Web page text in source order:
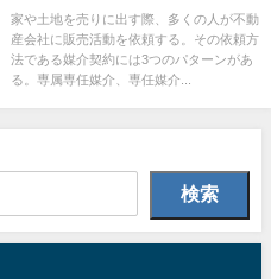
解説
家や土地を売りに出す際、多くの人が不動
産会社に販売活動を依頼する。その依頼方
法である媒介契約には3つのパターンがあ
る。専属専任媒介、専任媒介...
検索